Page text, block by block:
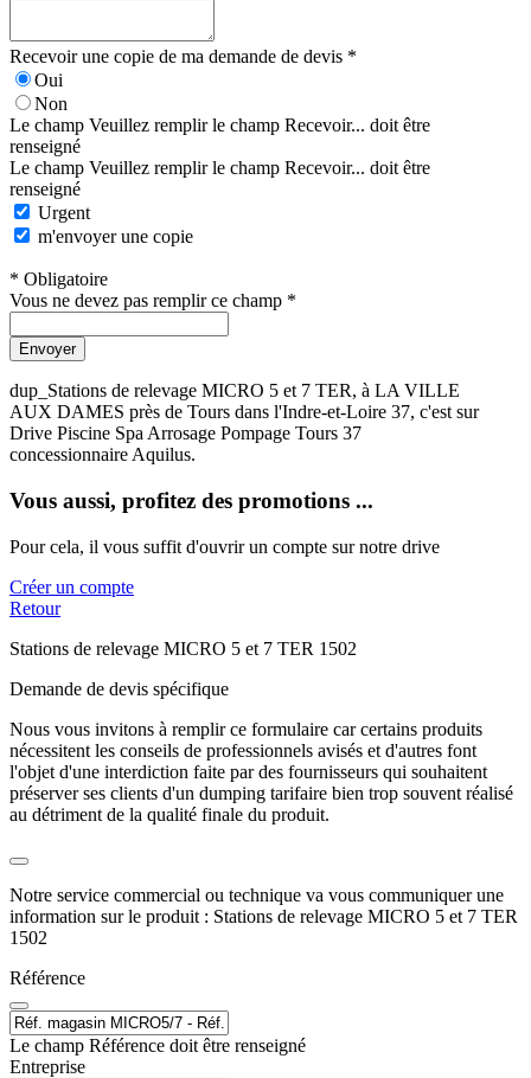
Recevoir une copie de ma demande de devis *
Oui
Non
Le champ Veuillez remplir le champ Recevoir... doit être
renseigné
Le champ Veuillez remplir le champ Recevoir... doit être
renseigné
Urgent
m'envoyer une copie
* Obligatoire
Vous ne devez pas remplir ce champ *
Envoyer
dup_Stations de relevage MICRO 5 et 7 TER, à LA VILLE
AUX DAMES près de Tours dans l'Indre-et-Loire 37, c'est sur
Drive Piscine Spa Arrosage Pompage Tours 37
concessionnaire Aquilus.
Vous aussi, profitez des promotions ...
Pour cela, il vous suffit d'ouvrir un compte sur notre drive
Créer un compte
Retour
Stations de relevage MICRO 5 et 7 TER 1502
Demande de devis spécifique
Nous vous invitons à remplir ce formulaire car certains produits
nécessitent les conseils de professionnels avisés et d'autres font
l'objet d'une interdiction faite par des fournisseurs qui souhaitent
préserver ses clients d'un dumping tarifaire bien trop souvent réalisé
au détriment de la qualité finale du produit.
Notre service commercial ou technique va vous communiquer une
information sur le produit : Stations de relevage MICRO 5 et 7 TER
1502
Référence
Le champ Référence doit être renseigné
Entreprise